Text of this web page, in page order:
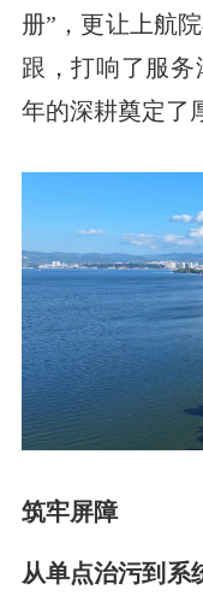
册”，更让上航
跟，打响了服
年的深耕奠定了
筑牢屏障
从单点治污到系